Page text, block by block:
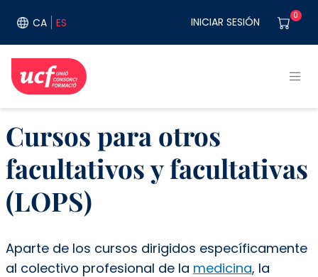
CA ES User
INICIAR SESIÓN 0
Cursos para otros
facultativos y facultativas
(LOPS)
Aparte de los cursos dirigidos específicamente
al colectivo profesional de la medicina, la